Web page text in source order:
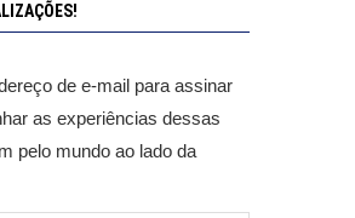
de e-mail para assinar
as experiências dessas
pelo mundo ao lado da